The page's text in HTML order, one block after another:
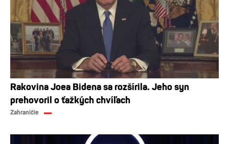
Rakovina Joea Bidena sa rozšírila. Jeho syn
prehovoril o ťažkých chvíľach
Zahraničie